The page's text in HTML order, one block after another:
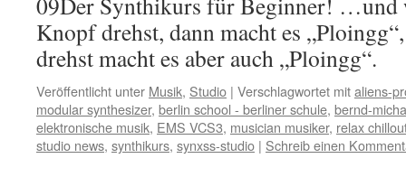
Knopf drehst, dann macht es
drehst macht es aber auch „Ploingg“.
Veröffentlicht unter Musik, Studio | Verschlagwortet mitaliens-
modular synthesizer, berlin school - berliner schule, bernd-
elektronische musik, EMS VCS3, musician musiker, relax
studio news, synthikurs, synxss-studio | Schreib einen